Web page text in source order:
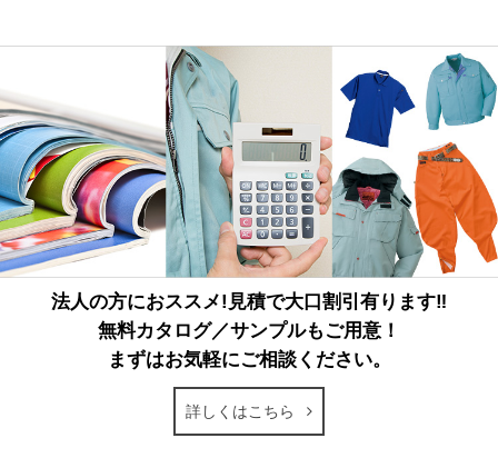
法人の方におススメ!見積で大口割引有ります‼
無料カタログ／サンプルもご用意！
まずはお気軽にご相談ください。
詳しくはこちら